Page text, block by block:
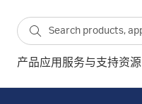
产品应用 服务与支持资